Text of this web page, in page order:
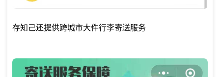
存知己还提供跨城市大件行李寄送服务